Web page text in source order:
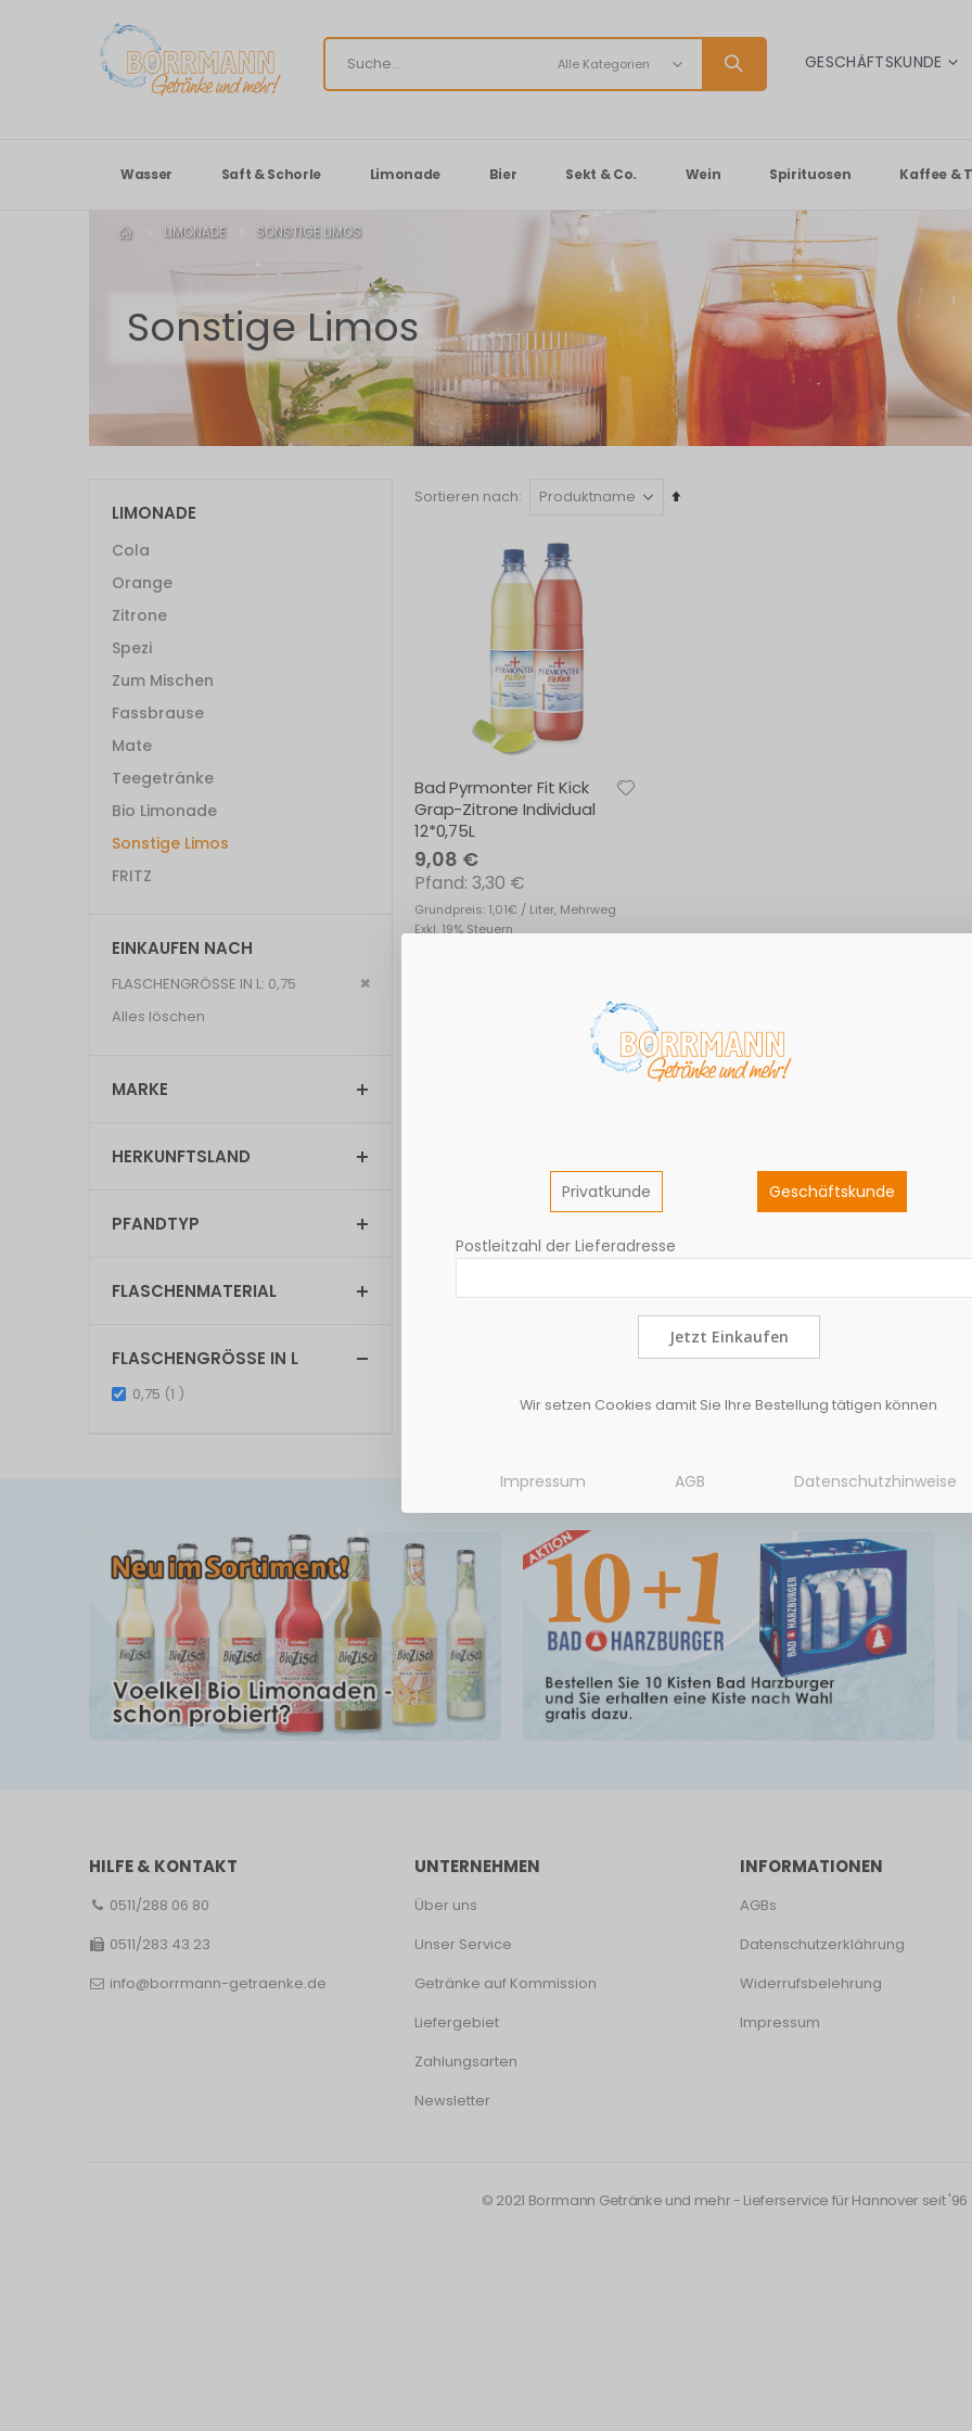
SPRACHE
GESCHÄFTSKUNDE
Wasser Saft & Schorle Limonade Bier Sekt & Co. Wein Spirituosen Kaffee &
LIMONADE SONSTIGE LIMOS
Sonstige Limos
Sortieren nach
In
Bad Pyrmonter Fit Kick
Grap-Zitrone Individual
12*0,75L
9,08 €
Grundpreis: 1,01€ / Liter, Mehrweg
3,30 €
Exkl. 19% Steuern
LIMONADE
Cola
Orange
Zitrone
Spezi
Zum Mischen
Fassbrause
Mate
Teegetränke
Bio Limonade
Sonstige Limos
FRITZ
EINKAUFEN NACH
FLASCHENGRÖSSE IN L 0,75
Dies
Alles löschen
MARKE
HERKUNFTSLAND
PFANDTYP
FLASCHENMATERIAL
FLASCHENGRÖSSE IN L
0,75 1 item
HILFE & KONTAKT
0511/288 06 80
0511/283 43 23
info@borrmann-getraenke.de
UNTERNEHMEN
Über uns
Unser Service
Getränke auf Kommission
Liefergebiet
Zahlungsarten
Newsletter
INFORMATIONEN
AGBs
Datenschutzerklährung
Widerrufsbelehrung
Impressum
© 2021 Borrmann Getränke und mehr - Lieferservice für Hannover seit '96
Privatkunde Geschäftskunde
Postleitzahl der Lieferadresse
Jetzt Einkaufen
Wir setzen Cookies damit Sie Ihre Bestellung tätigen können
Impressum AGB Datenschutzhinweise